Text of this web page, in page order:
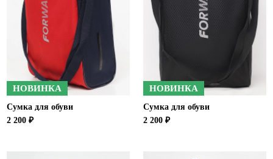
Новосибирская область (3)
Омская область (5)
Республика Башкортостан (3)
Республика Крым (1)
Республика Татарстан (2)
Ростовская область (2)
Самарская область (1)
НОВИНКА
Сумка для обуви
2 200 ₽
НОВИНКА
Сумка для обуви
2 200 ₽